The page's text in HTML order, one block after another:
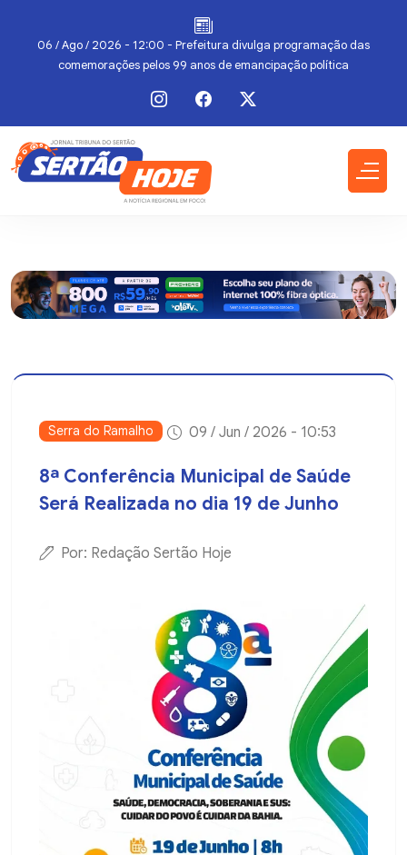
06 / Ago / 2026 - 12:00 - Prefeitura divulga programação das
comemorações pelos 99 anos de emancipação política
Serra do Ramalho 09 / Jun / 2026 - 10:53
8ª Conferência Municipal de Saúde
Será Realizada no dia 19 de Junho
Por: Redação Sertão Hoje